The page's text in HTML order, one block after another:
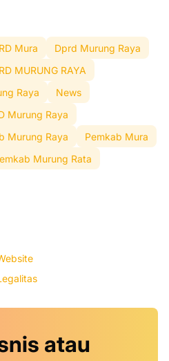
Mura
Dprd Murung Raya
MURUNG RAYA
Raya
News
Murung Raya
Murung Raya
Pemkab Mura
Murung Rata
atau